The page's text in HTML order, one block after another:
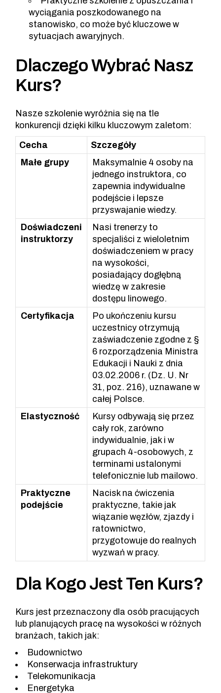
wyciągania poszkodowanego na
stanowisko, co może być kluczowe w
sytuacjach awaryjnych.
Dlaczego Wybrać Nasz
Kurs?
Nasze szkolenie wyróżnia się na tle
konkurencji dzięki kilku kluczowym zaletom:
Cecha
Szczegóły
Małe grupy
Maksymalnie 4 osoby na
jednego instruktora, co
zapewnia indywidualne
podejście i lepsze
przyswajanie wiedzy.
Doświadczeni
instruktorzy
Nasi trenerzy to
specjaliści z wieloletnim
doświadczeniem w pracy
na wysokości,
posiadający dogłębną
wiedzę w zakresie
dostępu linowego.
Certyfikacja
Po ukończeniu kursu
uczestnicy otrzymują
zaświadczenie zgodne z §
6 rozporządzenia Ministra
Edukacji i Nauki z dnia
03.02.2006 r. (Dz. U. Nr
31, poz. 216), uznawane w
całej Polsce.
Elastyczność
Kursy odbywają się przez
cały rok, zarówno
indywidualnie, jak i w
grupach 4-osobowych, z
terminami ustalonymi
telefonicznie lub mailowo.
Praktyczne
podejście
Nacisk na ćwiczenia
praktyczne, takie jak
wiązanie węzłów, zjazdy i
ratownictwo,
przygotowuje do realnych
wyzwań w pracy.
Dla Kogo Jest Ten Kurs?
Kurs jest przeznaczony dla osób pracujących
lub planujących pracę na wysokości w różnych
branżach, takich jak:
Budownictwo
Konserwacja infrastruktury
Telekomunikacja
Energetyka